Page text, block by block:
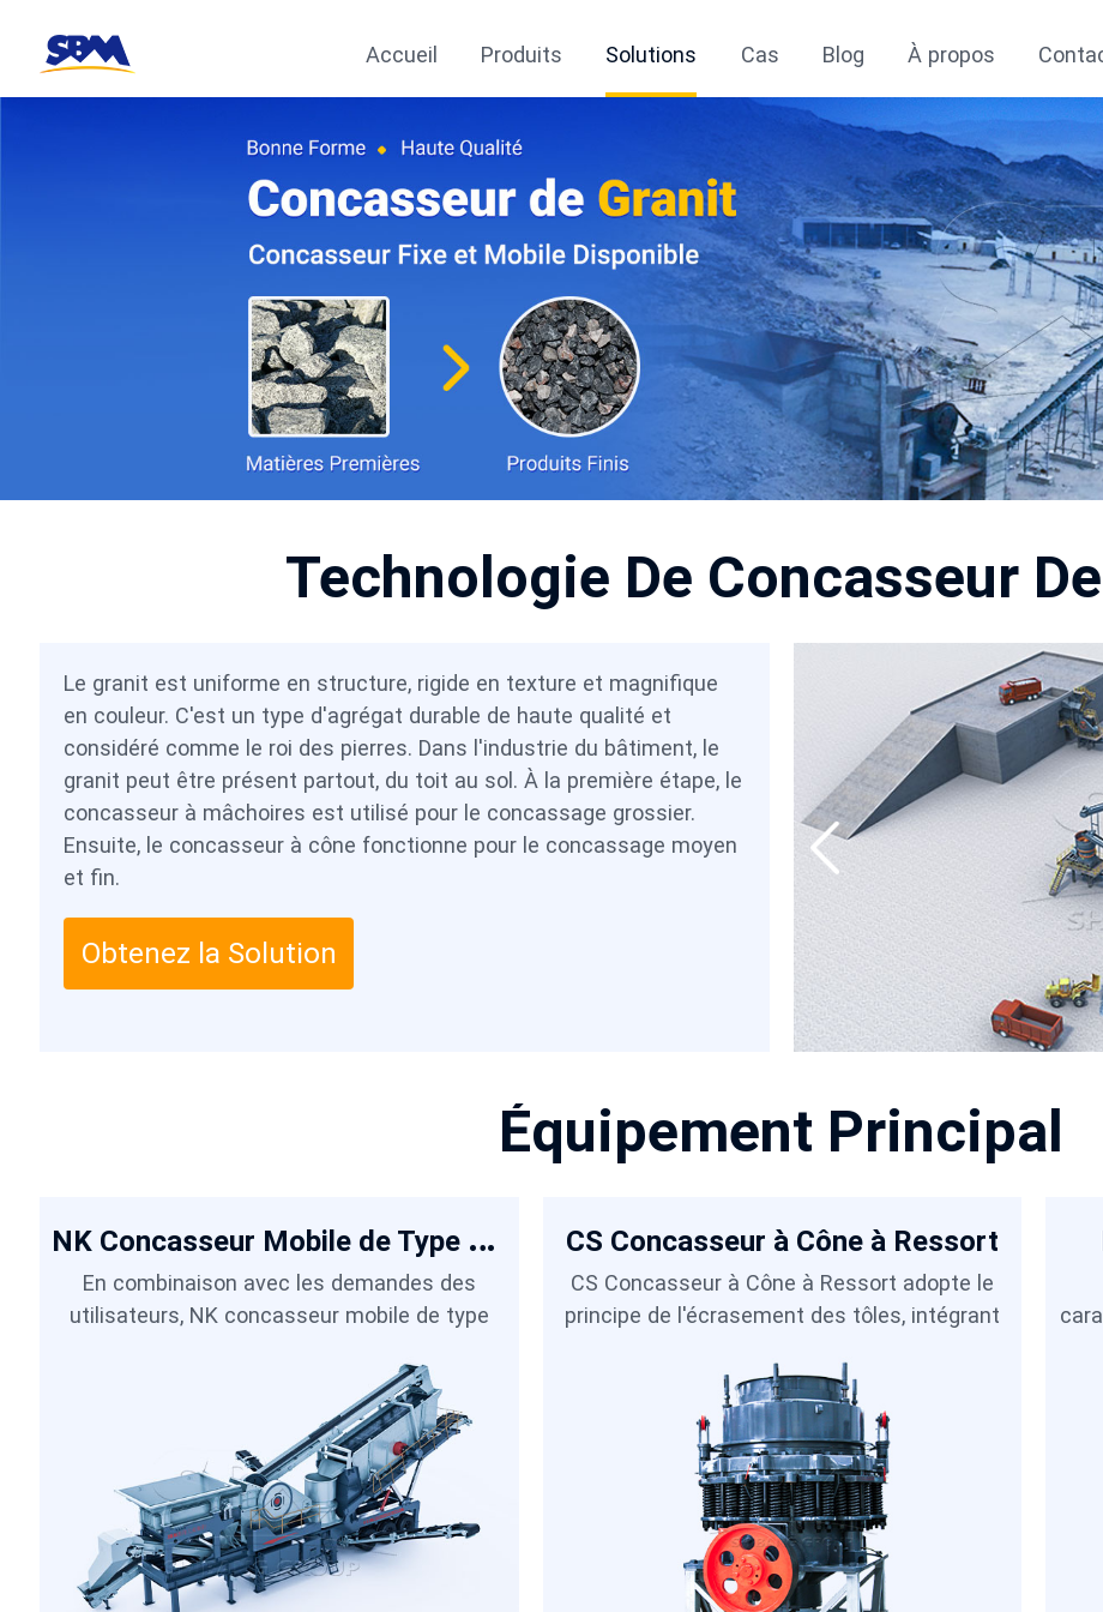
Accueil Produits Solutions Cas Blog À propos
Technologie De Concasseur
Le granit est uniforme en structure, rigide en texture et magnifique
en couleur. C'est un type d'agrégat durable de haute qualité et
considéré comme le roi des pierres. Dans l'industrie du bâtiment, le
granit peut être présent partout, du toit au sol. À la première étape, le
concasseur à mâchoires est utilisé pour le concassage grossier.
Ensuite, le concasseur à cône fonctionne pour le concassage moyen
et fin.
Obtenez la Solution
Équipement Principal
N
K Concasseur Mobile de Type Roues
En combinaison avec les demandes des
utilisateurs, NK concasseur mobile de type
CS Concasseur à Cône à Ressort
CS Concasseur à Cône à Ressort adopte le
principe de l'écrasement des tôles, intégrant